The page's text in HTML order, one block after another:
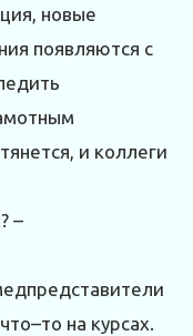
новые
появляются с
и коллеги
–
на курсах.